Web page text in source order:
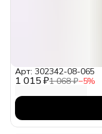
1 015 ₽1 068 ₽−5%
Арт: 302342-08-065